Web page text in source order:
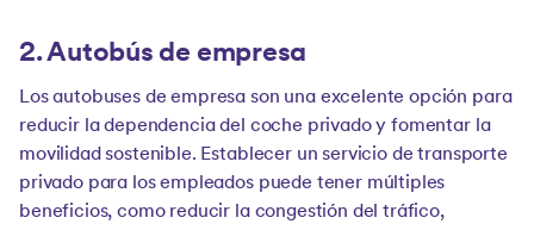
2. Autobús de empresa
Los autobuses de empresa son una excelente opción para
reducir la dependencia del coche privado y fomentar la
movilidad sostenible. Establecer un servicio de transporte
privado para los empleados puede tener múltiples
beneficios, como reducir la congestión del tráfico,